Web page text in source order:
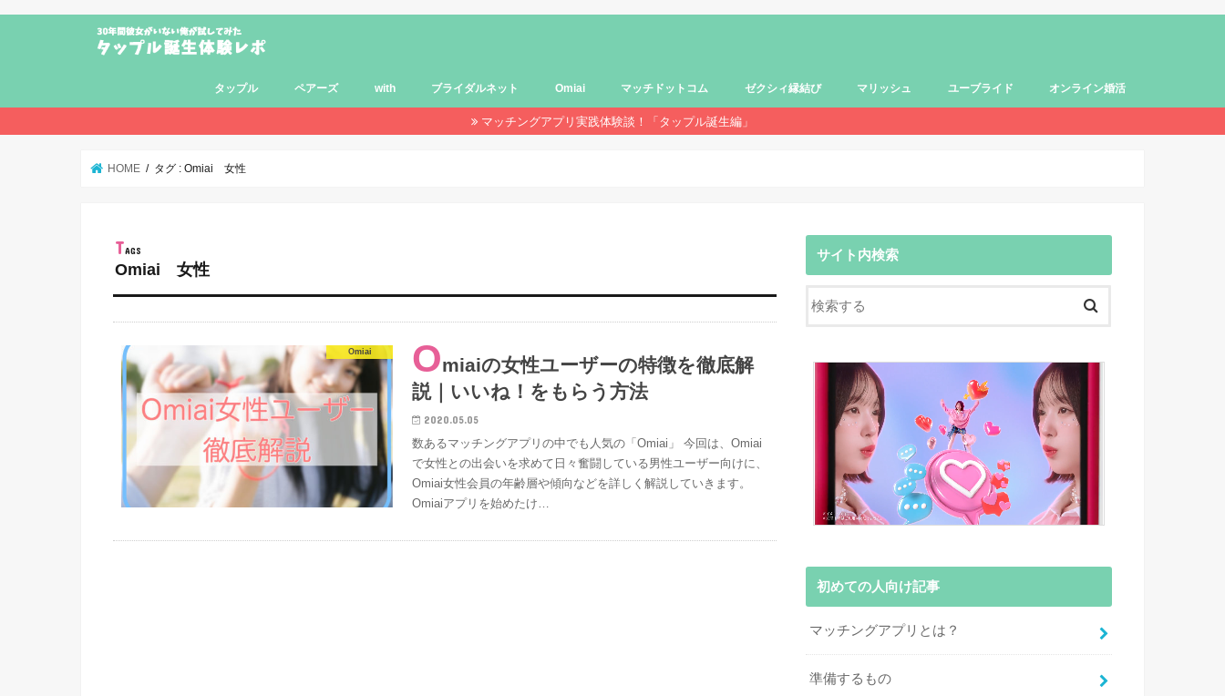
タップル ペアーズ with ブライダルネット Omiai マッチドットコム ゼクシィ縁結び マリッシュ ユーブライド オンライン婚活
マッチングアプリ実践体験談！「タップル誕生編」
HOME タグ : Omiai 女性
Omiai 女性
Omiai Omiaiの女性ユーザーの特徴を徹底解
説｜いいね！をもらう方法
2020.05.05
数あるマッチングアプリの中でも人気の「Omiai」 今回は、Omiai
で女性との出会いを求めて日々奮闘している男性ユーザー向けに、
Omiai女性会員の年齢層や傾向などを詳しく解説していきます。
Omiaiアプリを始めたけ…
サイト内検索
初めての人向け記事
マッチングアプリとは？
準備するもの